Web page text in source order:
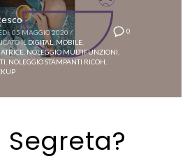
0
05 MAGGIO 2020/
IL DIGITAL ,MOBILE
NOLEGGIO MULTIFUNZIONI
NOLEGGIO STAMPANTI RICOH
Segreta?